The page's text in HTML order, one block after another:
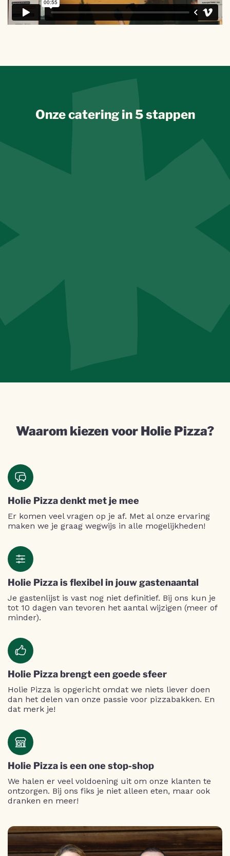
Onze catering in 5 stappen
Waarom kiezen voor Holie Pizza?
Holie Pizza denkt met je mee
Er komen veel vragen op je af. Met al onze ervaring
maken we je graag wegwijs in alle mogelijkheden!
Holie Pizza is flexibel in jouw gastenaantal
Je gastenlijst is vast nog niet definitief. Bij ons kun je
tot 10 dagen van tevoren het aantal wijzigen (meer of
minder).
Holie Pizza brengt een goede sfeer
Holie Pizza is opgericht omdat we niets liever doen
dan het delen van onze passie voor pizzabakken. En
dat merk je!
Holie Pizza is een one stop-shop
We halen er veel voldoening uit om onze klanten te
ontzorgen. Bij ons fiks je niet alleen eten, maar ook
dranken en meer!